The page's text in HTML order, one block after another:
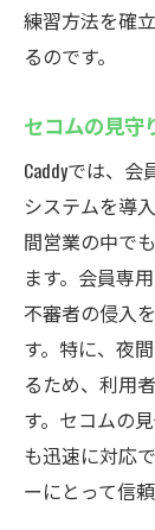
デジ
練習方法を確
るのです。
セコムの見守
Caddyでは、
システムを導
間営業の中で
ます。会員専
不審者の侵入
す。特に、夜
るため、利用
す。セコムの
も迅速に対応
ーにとって信